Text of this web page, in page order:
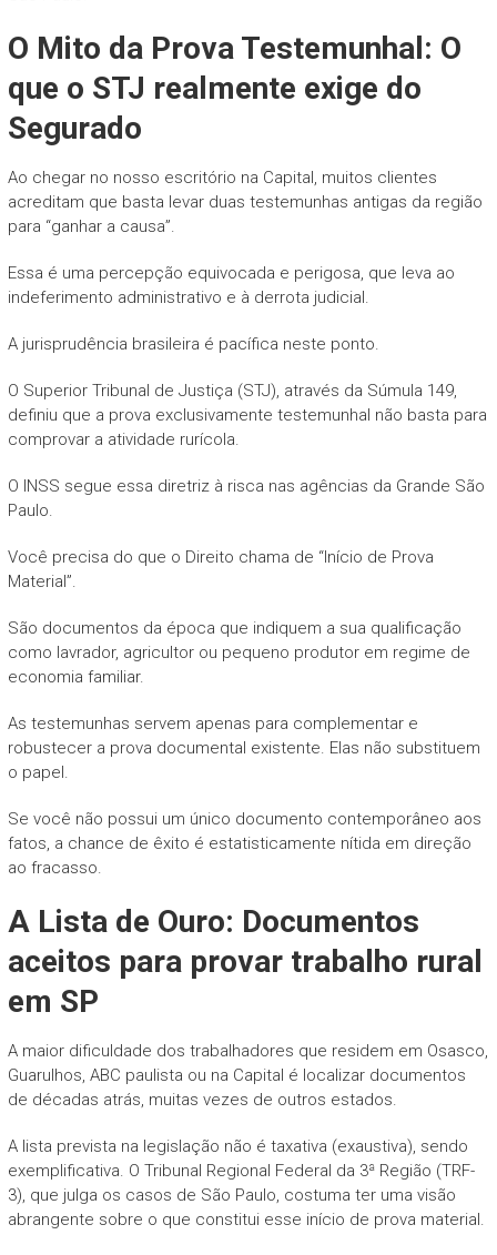
O Mito da Prova Testemunhal: O
que o STJ realmente exige do
Segurado
Ao chegar no nosso escritório na Capital, muitos clientes
acreditam que basta levar duas testemunhas antigas da região
para “ganhar a causa”.
Essa é uma percepção equivocada e perigosa, que leva ao
indeferimento administrativo e à derrota judicial.
A jurisprudência brasileira é pacífica neste ponto.
O Superior Tribunal de Justiça (STJ), através da Súmula 149,
definiu que a prova exclusivamente testemunhal não basta para
comprovar a atividade rurícola.
O INSS segue essa diretriz à risca nas agências da Grande São
Paulo.
Você precisa do que o Direito chama de “Início de Prova
Material”.
São documentos da época que indiquem a sua qualificação
como lavrador, agricultor ou pequeno produtor em regime de
economia familiar.
As testemunhas servem apenas para complementar e
robustecer a prova documental existente. Elas não substituem
o papel.
Se você não possui um único documento contemporâneo aos
fatos, a chance de êxito é estatisticamente nítida em direção
ao fracasso.
A Lista de Ouro: Documentos
aceitos para provar trabalho rural
em SP
A maior dificuldade dos trabalhadores que residem em Osasco,
Guarulhos, ABC paulista ou na Capital é localizar documentos
de décadas atrás, muitas vezes de outros estados.
A lista prevista na legislação não é taxativa (exaustiva), sendo
exemplificativa. O Tribunal Regional Federal da 3ª Região (TRF-
3), que julga os casos de São Paulo, costuma ter uma visão
abrangente sobre o que constitui esse início de prova material.